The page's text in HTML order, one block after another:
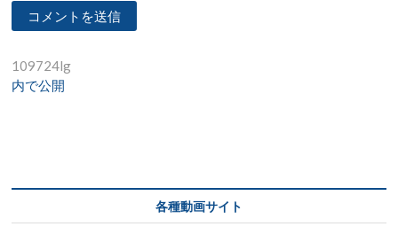
投
稿
ゲ
109724lg
内で公開
各種動画サイト